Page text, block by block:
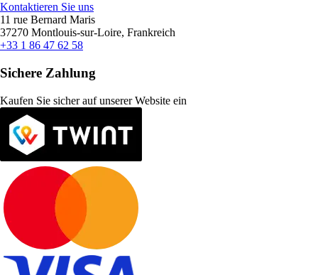
Kontaktieren Sie uns
11 rue Bernard Maris
37270 Montlouis-sur-Loire, Frankreich
+33 1 86 47 62 58
Sichere Zahlung
Kaufen Sie sicher auf unserer Website ein